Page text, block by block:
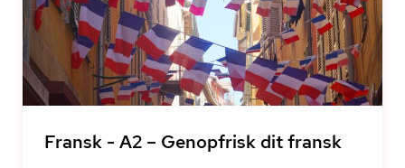
Fransk - A2 – Genopfrisk dit fransk